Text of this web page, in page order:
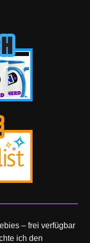
– frei verfügbar
ich den